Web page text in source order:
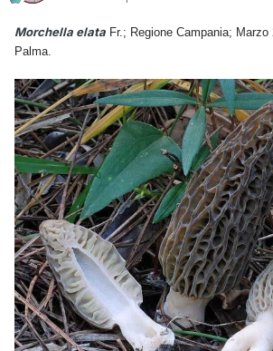
Morchella elata Fr.; Regione Campania;
Palma.